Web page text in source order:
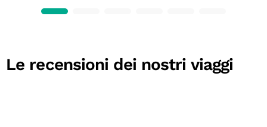
Le recensioni dei nostri viaggi